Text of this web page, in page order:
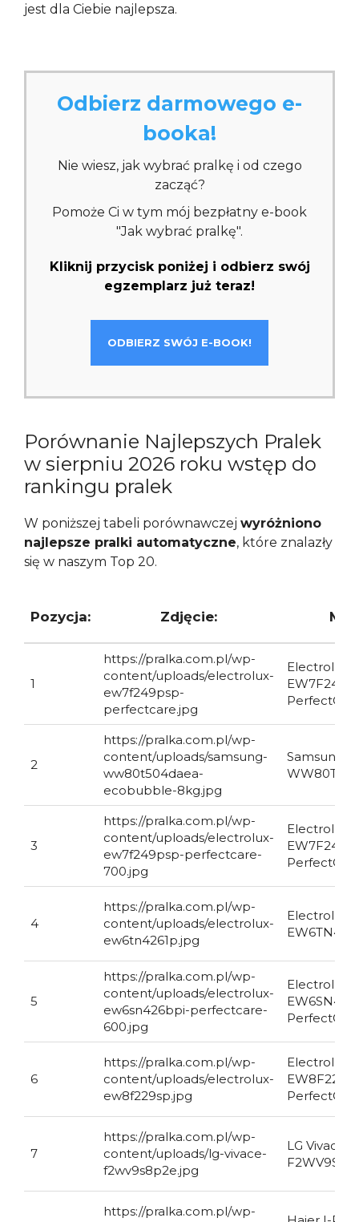
jest dla Ciebie najlepsza.
Odbierz darmowego e-
booka!
Nie wiesz, jak wybrać pralkę i od czego
zacząć?
Pomoże Ci w tym mój bezpłatny e-book
"Jak wybrać pralkę".
Kliknij przycisk poniżej i odbierz swój
egzemplarz już teraz!
ODBIERZ SWÓJ E-BOOK!
Porównanie Najlepszych Pralek
w sierpniu 2026 roku wstęp do
rankingu pralek
W poniższej tabeli porównawczej wyróżniono
najlepsze pralki automatyczne, które znalazły
się w naszym Top 20.
Pozycja: Zdjęcie:
1
https://pralka.com.pl/wp-
content/uploads/electrolux-
ew7f249psp-
perfectcare.jpg
Electrolux
2
https://pralka.com.pl/wp-
content/uploads/samsung-
ww80t504daea-
ecobubble-8kg.jpg
Samsung
3
https://pralka.com.pl/wp-
content/uploads/electrolux-
ew7f249psp-perfectcare-
700.jpg
Electrolux
4
https://pralka.com.pl/wp-
content/uploads/electrolux-
ew6tn4261p.jpg
Electrolux
5
https://pralka.com.pl/wp-
content/uploads/electrolux-
ew6sn426bpi-perfectcare-
600.jpg
Electrolux
6
https://pralka.com.pl/wp-
content/uploads/electrolux-
ew8f229sp.jpg
Electrolux
7
https://pralka.com.pl/wp-
content/uploads/lg-vivace-
f2wv9s8p2e.jpg
LG Vivace
https://pralka.com.pl/wp-